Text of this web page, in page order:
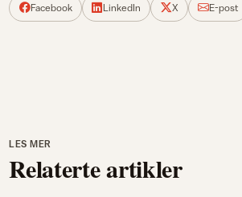
Facebook LinkedIn X E-post
LES MER
Relaterte artikler